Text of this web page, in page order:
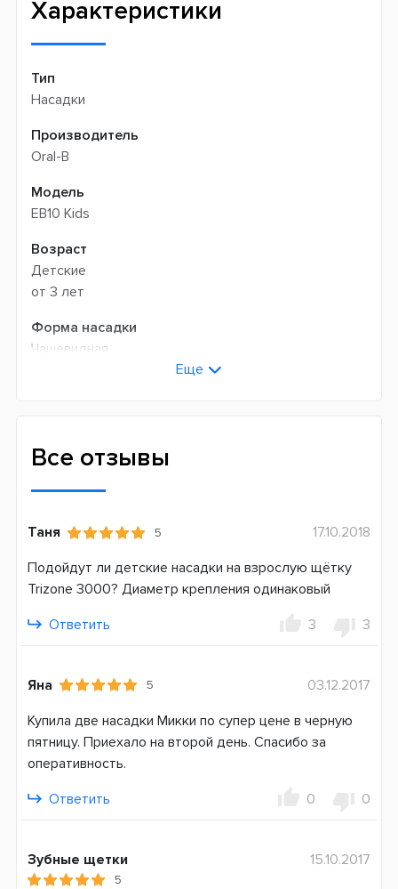
Характеристики
Тип
Насадки
Производитель
Oral-B
Модель
EB10 Kids
Возраст
Детские
от 3 лет
Форма насадки
Чашевидная
Ежедневное
D10 (Kids)
D12 (Vitality, Stages power Kids)
D16 (400-900) (PRO, Professional Care, Trizone)
D501 (2000-4000) PRO 2
D701 (6000-9000) (Genius)
DB4 (pro-expert, Тачки, Принцесса)
Германия
Еще
Все отзывы
Таня 5
17.10.2018
Подойдут ли детские насадки на взрослую щётку
Trizone 3000? Диаметр крепления одинаковый
Ответить
3 3
Яна 5
03.12.2017
Купила две насадки Микки по супер цене в черную
пятницу. Приехало на второй день. Спасибо за
оперативность.
Ответить
0 0
Зубные щетки
5
15.10.2017